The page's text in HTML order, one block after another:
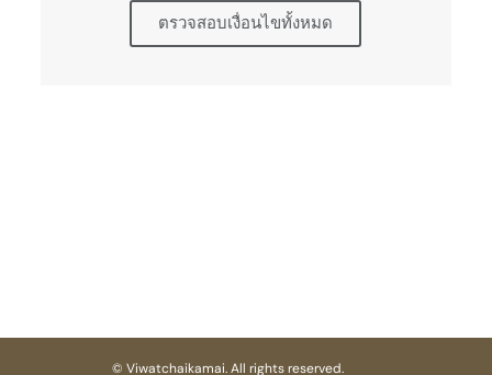
ตรวจสอบเงื่อนไขทั้งหมด
© Viwatchaikamai. All rights reserved.